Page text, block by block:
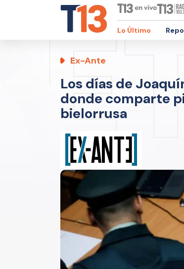
Lo Último
Ex-Ante
Los días de
donde comparte
bielorrusa